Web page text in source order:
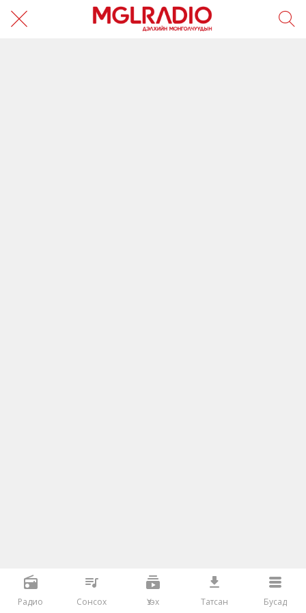
Радио Сонсох Үзэх Татсан Бусад